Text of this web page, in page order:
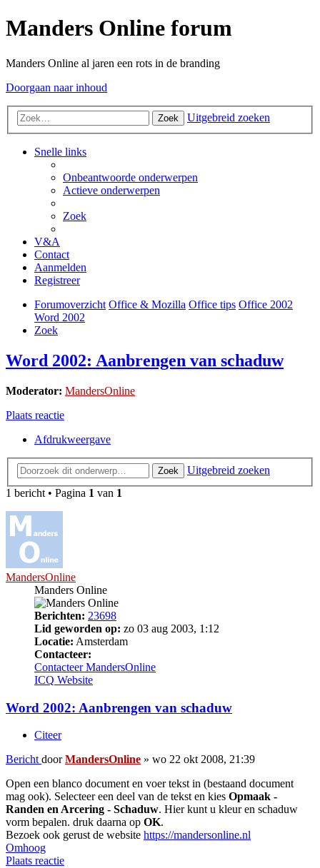
Manders Online forum
Manders Online al jaren een rots in de branding
Doorgaan naar inhoud
Zoek Uitgebreid zoeken
Snelle links
Onbeantwoorde onderwerpen
Actieve onderwerpen
Zoek
V&A
Contact
Aanmelden
Registreer
Forumoverzicht Office & Mozilla Office tips Office 2002
Word 2002
Zoek
Word 2002: Aanbrengen van schaduw
Moderator: MandersOnline
Plaats reactie
Afdrukweergave
Zoek
Uitgebreid zoeken
1 bericht • Pagina 1 van 1
MandersOnline
Manders Online
Berichten: 23698
Lid geworden op: zo 03 aug 2003, 1:12
Locatie: Amsterdam
Contacteer:
Contacteer MandersOnline
ICQ Website
Word 2002: Aanbrengen van schaduw
Citeer
Bericht doorMandersOnline » wo 22 okt 2008, 21:39
Open een blanco document en voer tekst in (bestaand document
mag ook). Selecteer een deel van de tekst en kies Opmaak -
Randen en Arcering - Schaduw. Hier kunt u kleur en schaduw
vorm bepalen. druk daarna op OK.
Bezoek ook gerust de website https://mandersonline.nl
Omhoog
Plaats reactie